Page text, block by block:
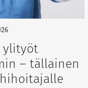
ylityöt
– tällainen